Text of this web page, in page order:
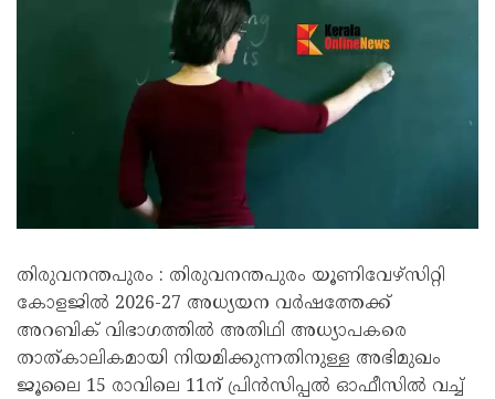
തിരുവനന്തപുരം : തിരുവനന്തപുരം യൂണിവേഴ്സിറ്റി
കോളജിൽ 2026-27 അധ്യയന വർഷത്തേക്ക്
അറബിക് വിഭാഗത്തിൽ അതിഥി അധ്യാപകരെ
താത്കാലികമായി നിയമിക്കുന്നതിനുള്ള അഭിമുഖം
ജൂലൈ 15 രാവിലെ 11ന് പ്രിൻസിപ്പൽ ഓഫീസിൽ വച്ച്